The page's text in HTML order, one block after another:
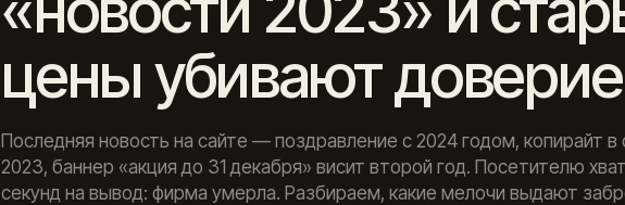
цены убивают доверие
Последняя новость на сайте — поздравление с 2024 годом, копирайт
2023, баннер «акция до 31 декабря» висит второй год. Посетителю
секунд на вывод: фирма умерла. Разбираем, какие мелочи выдают